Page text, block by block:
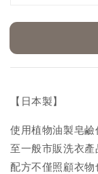
【日本製】
使用植物油製皂
至一般市販洗衣
配方不僅照顧衣